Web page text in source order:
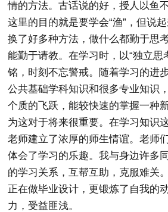
情的方法。古话说的好，授人以鱼
这里的目的就是要学会“渔”，但说
换了好多种方法，做什么都勤于思
能勤于请教。在学习时，以“独立思
铭，时刻不忘警戒。随着学习的进
公共基础学科知识和很多专业知识
个质的飞跃，能较快速的掌握一种
为这对于将来很重要。在学习知识
老师建立了浓厚的师生情谊。老师
体会了学习的乐趣。我与身边许多
的学习关系，互帮互助，克服难关
正在做毕业设计，更锻炼了自我的
力，受益匪浅。